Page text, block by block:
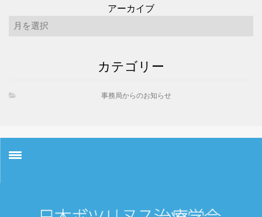
アーカイブ
カテゴリー
事務局からのお知らせ